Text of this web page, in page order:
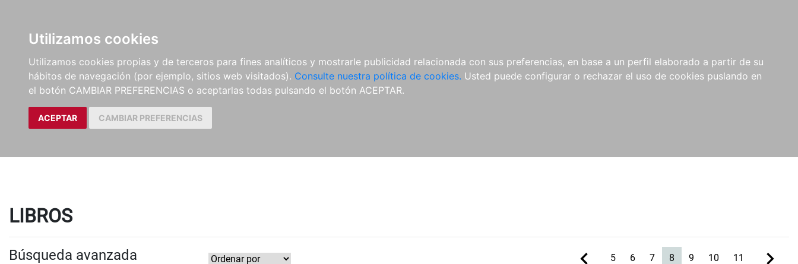
Utilizamos cookies
Utilizamos cookies propias y de terceros para fines analíticos y mostrarle publicidad relacionada con sus preferencias, en base a un perfil elaborado a partir de su
hábitos de navegación (por ejemplo, sitios web visitados). Consulte nuestra política de cookies. Usted puede configurar o rechazar el uso de cookies puslando en
el botón CAMBIAR PREFERENCIAS o aceptarlas todas pulsando el botón ACEPTAR.
ACEPTAR CAMBIAR PREFERENCIAS
LIBROS
Búsqueda avanzada 5 6 7 8 (current)
9 10 11